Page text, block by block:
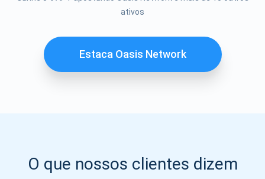
ativos
Estaca Oasis Network
O que nossos clientes dizem
SE
INSCREVER